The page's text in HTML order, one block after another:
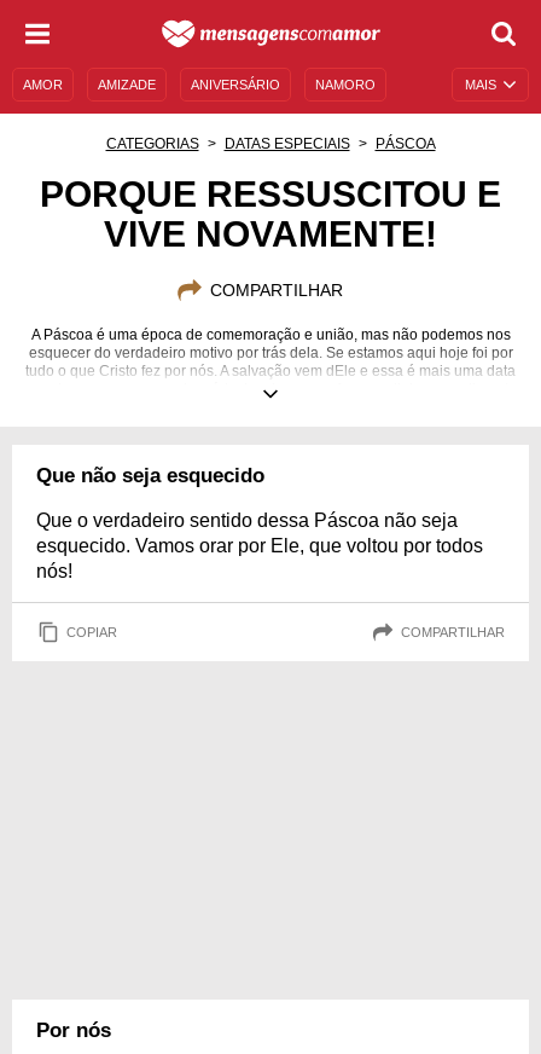
MAIS
AMOR AMIZADE ANIVERSÁRIO NAMORO
MENSAGENS E FRASES MENSAGENS DE ANIVERSÁRIO
CATEGORIAS DATAS ESPECIAIS PÁSCOA
PORQUE RESSUSCITOU E
VIVE NOVAMENTE!
COMPARTILHAR
A Páscoa é uma época de comemoração e união, mas não podemos nos
esquecer do verdadeiro motivo por trás dela. Se estamos aqui hoje foi por
tudo o que Cristo fez por nós. A salvação vem dEle e essa é mais uma data
que devemos usar para louvá-lo. Inspire-se em frases religiosas e alimente
Que não seja esquecido
Que o verdadeiro sentido dessa Páscoa não seja
esquecido. Vamos orar por Ele, que voltou por todos
nós!
COPIAR COMPARTILHAR
Por nós